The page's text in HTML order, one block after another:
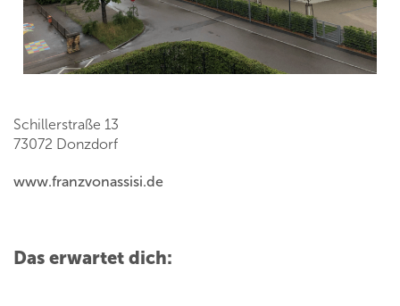
Schillerstraße 13
73072 Donzdorf
www.franzvonassisi.de
Das erwartet dich: